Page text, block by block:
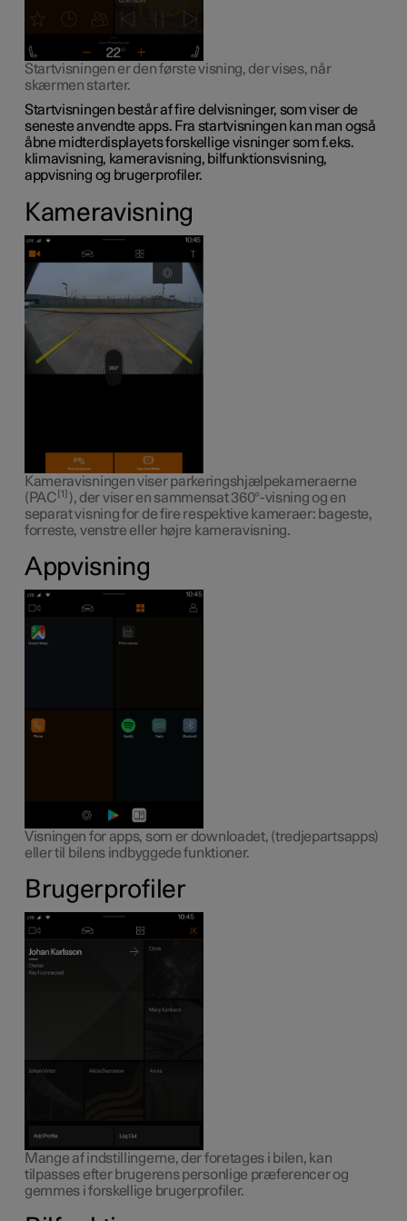
Startvisningen er den første visning, der vises, når
skærmen starter.
Startvisningen består af fire delvisninger, som viser de
seneste anvendte apps. Fra startvisningen kan man også
åbne midterdisplayets forskellige visninger som f.eks.
klimavisning, kameravisning, bilfunktionsvisning,
appvisning og brugerprofiler.
Kameravisning
Kameravisningen viser parkeringshjælpekameraerne
(PAC 1
), der viser en sammensat 360°-visning og en
separat visning for de fire respektive kameraer: bageste,
forreste, venstre eller højre kameravisning.
Appvisning
Visningen for apps, som er downloadet, (tredjepartsapps)
eller til bilens indbyggede funktioner.
Brugerprofiler
Mange af indstillingerne, der foretages i bilen, kan
tilpasses efter brugerens personlige præferencer og
gemmes i forskellige brugerprofiler.